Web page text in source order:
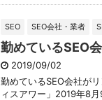
SEO SEO会社・業者
勤めているSEO
2019/09/02
勤めているSEO会社が
ィスアワー」2019年8